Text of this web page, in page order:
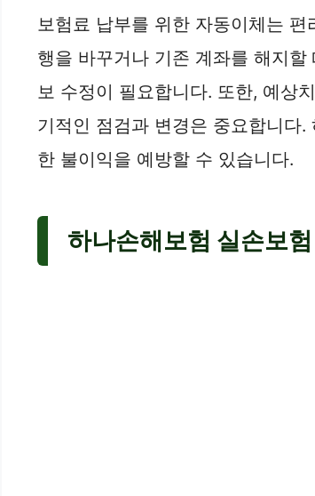
보험료 납부를 위한 자동이체는
행을 바꾸거나 기존 계좌를 해지
보 수정이 필요합니다. 또한, 예상
기적인 점검과 변경은 중요합니다
한 불이익을 예방할 수 있습니다.
하나손해보험 실손보